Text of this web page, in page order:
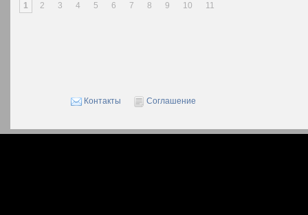
1 2 3 4 5 6 7 8 9 10 11
Контакты Соглашение